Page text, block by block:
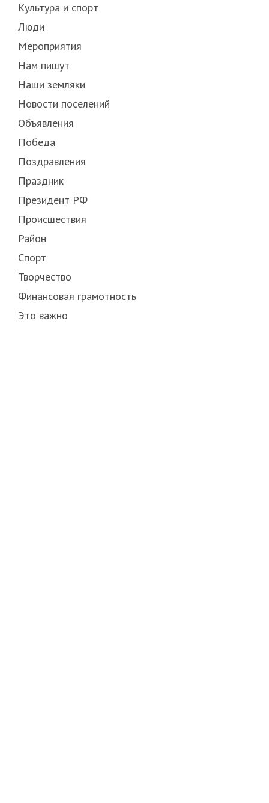
Культура и спорт
Люди
Мероприятия
Нам пишут
Наши земляки
Новости поселений
Объявления
Победа
Поздравления
Праздник
Президент РФ
Происшествия
Район
Спорт
Творчество
Финансовая грамотность
Это важно